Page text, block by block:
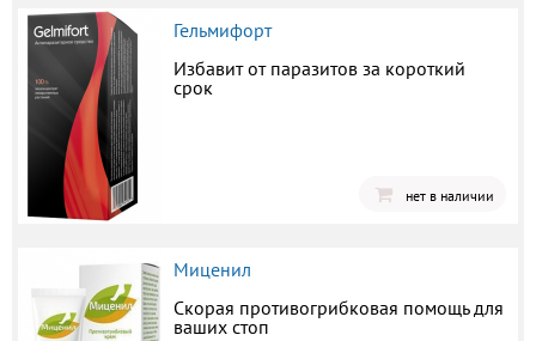
Гельмифорт
Избавит от паразитов за короткий
срок
нет в наличии
Миценил
Скорая противогрибковая помощь для
ваших стоп